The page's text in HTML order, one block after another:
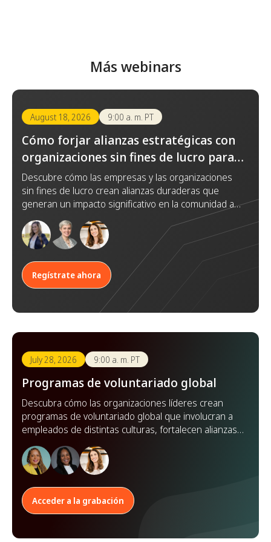
Más webinars
August 18, 2026 9:00 a. m. PT
Cómo forjar alianzas estratégicas con
organizaciones sin fines de lucro para
lograr un impacto duradero
Descubre cómo las empresas y las organizaciones
sin fines de lucro crean alianzas duraderas que
generan un impacto significativo en la comunidad a
través de la confianza, la colaboración y objetivos
compartidos.
Regístrate ahora
July 28, 2026 9:00 a. m. PT
Programas de voluntariado global
Descubra cómo las organizaciones líderes crean
programas de voluntariado global que involucran a
empleados de distintas culturas, fortalecen alianzas y
amplían su impacto en todo el mundo.
Acceder a la grabación